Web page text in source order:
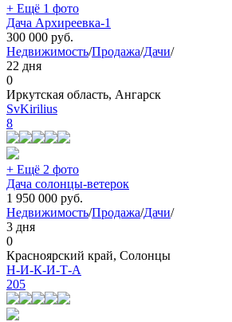
+ Ещё 1 фото
Дача Архиреевка-1
300 000 руб.
Недвижимость/Продажа/Дачи/
22 дня
0
Иркутская область, Ангарск
SvKirilius
8
+ Ещё 2 фото
Дача солонцы-ветерок
1 950 000 руб.
Недвижимость/Продажа/Дачи/
3 дня
0
Красноярский край, Солонцы
Н-И-К-И-Т-А
205